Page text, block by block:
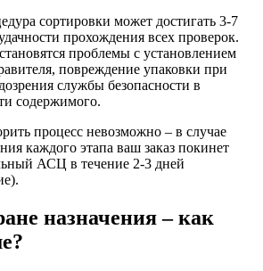
сортировки может достигать 3-7
прохождения всех проверок.
проблемы с установлением
повреждение упаковки при
службы безопасности в
содержимого.
процесс невозможно – в случае
каждого этапа ваш заказ покинет
АСЦ в течение 2-3 дней
назначения – как